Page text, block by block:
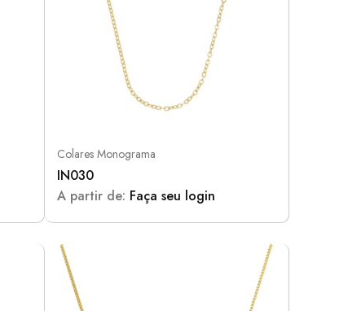
Colares Monograma
IN030
A partir de: Faça seu login